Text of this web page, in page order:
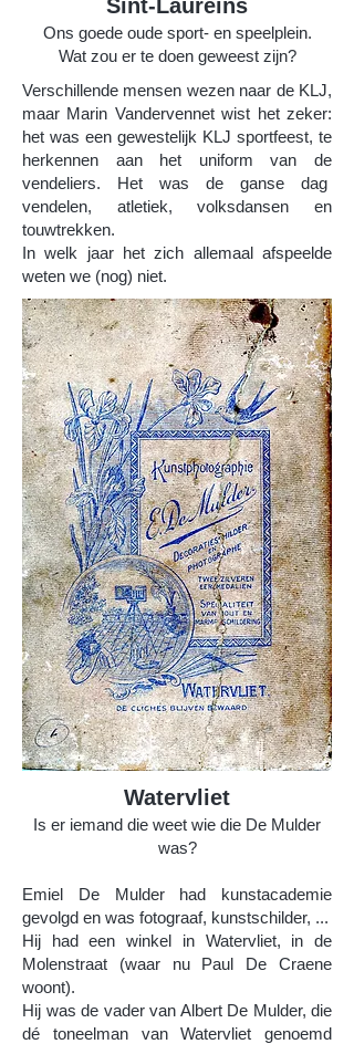
Sint-Laureins
Ons goede oude sport- en speelplein.
Wat zou er te doen geweest zijn?
Verschillende mensen wezen naar de KLJ,
maar Marin Vandervennet wist het zeker:
het was een gewestelijk KLJ sportfeest, te
herkennen aan het uniform van de
vendeliers. Het was de ganse dag
vendelen, atletiek, volksdansen en
touwtrekken.
In welk jaar het zich allemaal afspeelde
weten we (nog) niet.
Watervliet
Is er iemand die weet wie die De Mulder
was?
Emiel De Mulder had kunstacademie
gevolgd en was fotograaf, kunstschilder, ...
Hij had een winkel in Watervliet, in de
Molenstraat (waar nu Paul De Craene
woont).
Hij was de vader van Albert De Mulder, die
dé toneelman van Watervliet genoemd